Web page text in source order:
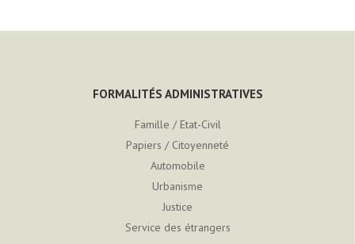
FORMALITÉS ADMINISTRATIVES
Famille / Etat-Civil
Papiers / Citoyenneté
Automobile
Urbanisme
Justice
Service des étrangers